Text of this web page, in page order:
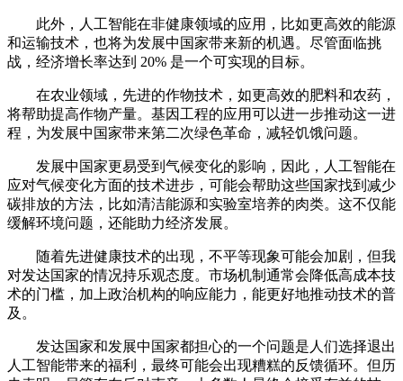
此外，人工智能在非健康领域的应用，比如更高效的能源
和运输技术，也将为发展中国家带来新的机遇。尽管面临挑
战，经济增长率达到 20% 是一个可实现的目标。
在农业领域，先进的作物技术，如更高效的肥料和农药，
将帮助提高作物产量。基因工程的应用可以进一步推动这一进
程，为发展中国家带来第二次绿色革命，减轻饥饿问题。
发展中国家更易受到气候变化的影响，因此，人工智能在
应对气候变化方面的技术进步，可能会帮助这些国家找到减少
碳排放的方法，比如清洁能源和实验室培养的肉类。这不仅能
缓解环境问题，还能助力经济发展。
随着先进健康技术的出现，不平等现象可能会加剧，但我
对发达国家的情况持乐观态度。市场机制通常会降低高成本技
术的门槛，加上政治机构的响应能力，能更好地推动技术的普
及。
发达国家和发展中国家都担心的一个问题是人们选择退出
人工智能带来的福利，最终可能会出现糟糕的反馈循环。但历